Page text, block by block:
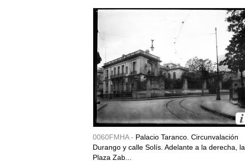
0060FMHA - Palacio Taranco. Circunvalación
Durango y calle Solís. Adelante a la derecha, la
Plaza Zab...